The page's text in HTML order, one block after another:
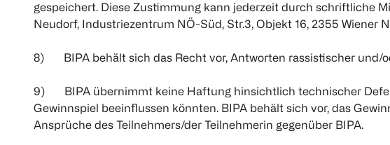
gespeichert. Diese Zustimmung kann jederzeit durch schriftliche
Neudorf, Industriezentrum NÖ-Süd, Str.3, Objekt 16, 2355 Wiener
8) BIPA behält sich das Recht vor, Antworten rassistischer und/
9) BIPA übernimmt keine Haftung hinsichtlich technischer
Gewinnspiel beeinflussen könnten. BIPA behält sich vor, das
Ansprüche des Teilnehmers/der Teilnehmerin gegenüber BIPA.